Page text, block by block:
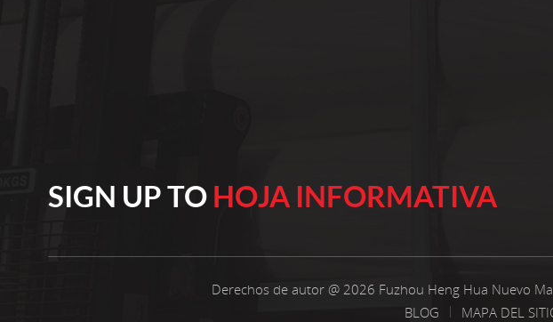
de telas no tejidas hiladas de polipropileno de
calidad, desde 10 gramos por metro cuadrado
industria del embalaje, la medicina, los textiles
SIGN UP TO HOJA INFORMATIVA
Derechos de autor @ 2026 Fuzhou Heng Hua Nuevo
BLOG
MAPA DEL